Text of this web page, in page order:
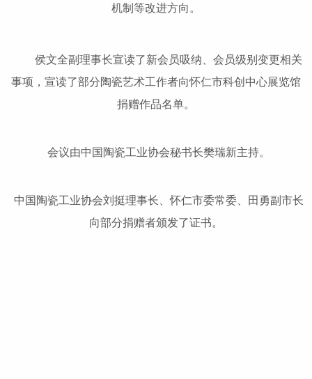
机制等改进方向。
侯文全副理事长宣读了新会员吸纳、会员级别变更相关
事项，宣读了部分陶瓷艺术工作者向怀仁市科创中心展览馆
捐赠作品名单。
会议由中国陶瓷工业协会秘书长樊瑞新主持。
中国陶瓷工业协会刘挺理事长、怀仁市委常委、田勇副市长
向部分捐赠者颁发了证书。